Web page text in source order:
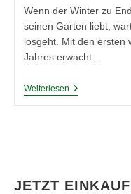
Wenn der Winter zu
seinen Garten liebt,
losgeht. Mit den ersten
Jahres erwacht…
WeiterlesenGarten
JETZT